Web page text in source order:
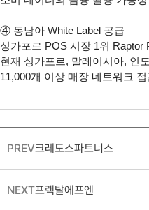
④ 동남아 White Label 공급
싱가포르 POS 시장 1위
현재 싱가포르, 말레이시아, 인
11,000개 이상 매장 네트워크
PREV크레도스파트너스
NEXT프랙탈에프엔